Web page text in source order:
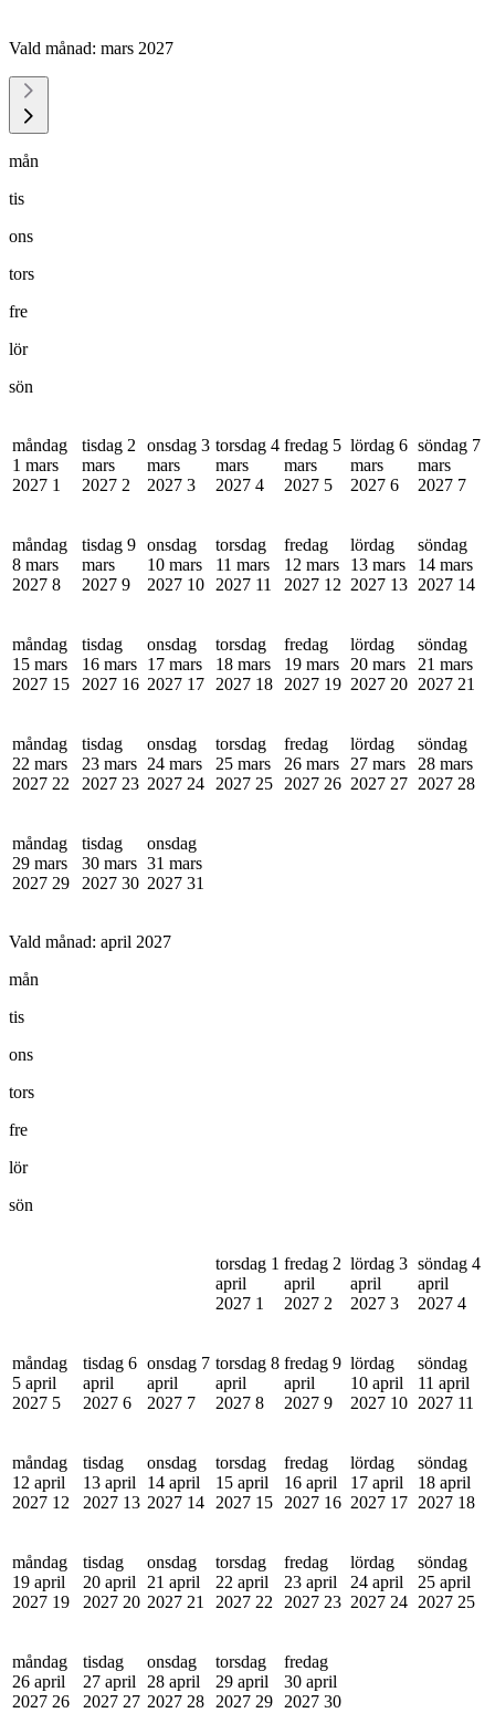
Vald månad: mars 2027
mån
tis
ons
tors
fre
lör
sön
måndag
1 mars
2027 1
tisdag 2
mars
2027 2
onsdag 3
mars
2027 3
torsdag 4
mars
2027 4
fredag 5
mars
2027 5
lördag 6
mars
2027 6
söndag 7
mars
2027 7
måndag
8 mars
2027 8
tisdag 9
mars
2027 9
onsdag
10 mars
2027 10
torsdag
11 mars
2027 11
fredag
12 mars
2027 12
lördag
13 mars
2027 13
söndag
14 mars
2027 14
måndag
15 mars
2027 15
tisdag
16 mars
2027 16
onsdag
17 mars
2027 17
torsdag
18 mars
2027 18
fredag
19 mars
2027 19
lördag
20 mars
2027 20
söndag
21 mars
2027 21
måndag
22 mars
2027 22
tisdag
23 mars
2027 23
onsdag
24 mars
2027 24
torsdag
25 mars
2027 25
fredag
26 mars
2027 26
lördag
27 mars
2027 27
söndag
28 mars
2027 28
måndag
29 mars
2027 29
tisdag
30 mars
2027 30
onsdag
31 mars
2027 31
Vald månad: april 2027
mån
tis
ons
tors
fre
lör
sön
torsdag 1
april
2027 1
fredag 2
april
2027 2
lördag 3
april
2027 3
söndag 4
april
2027 4
måndag
5 april
2027 5
tisdag 6
april
2027 6
onsdag 7
april
2027 7
torsdag 8
april
2027 8
fredag 9
april
2027 9
lördag
10 april
2027 10
söndag
11 april
2027 11
måndag
12 april
2027 12
tisdag
13 april
2027 13
onsdag
14 april
2027 14
torsdag
15 april
2027 15
fredag
16 april
2027 16
lördag
17 april
2027 17
söndag
18 april
2027 18
måndag
19 april
2027 19
tisdag
20 april
2027 20
onsdag
21 april
2027 21
torsdag
22 april
2027 22
fredag
23 april
2027 23
lördag
24 april
2027 24
söndag
25 april
2027 25
måndag
26 april
2027 26
tisdag
27 april
2027 27
onsdag
28 april
2027 28
torsdag
29 april
2027 29
fredag
30 april
2027 30